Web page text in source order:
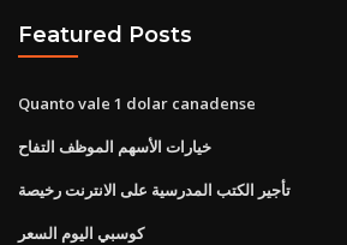
Featured Posts
Quanto vale 1 dolar canadense
خيارات الأسهم الموظف التفاح
تأجير الكتب المدرسية على الانترنت رخيصة
كوسبي اليوم السعر